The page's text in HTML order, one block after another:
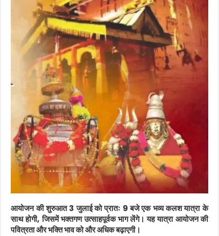
आयोजन की शुरुआत 3 जुलाई को प्रातः 9 बजे एक भव्य कलश यात्रा के
साथ होगी, जिसमें भक्तगण उत्साहपूर्वक भाग लेंगे। यह यात्रा आयोजन की
पवित्रता और भक्ति भाव को और अधिक बढ़ाएगी।